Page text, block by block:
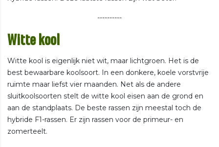
----------
Witte kool
Witte kool is eigenlijk niet wit, maar lichtgroen. Het is de
best bewaarbare koolsoort. In een donkere, koele vorstvrije
ruimte maar liefst vier maanden. Net als de andere
sluitkoolsoorten stelt de witte kool eisen aan de grond en
aan de standplaats. De beste rassen zijn meestal toch de
hybride F1-rassen. Er zijn rassen voor de primeur- en
zomerteelt.